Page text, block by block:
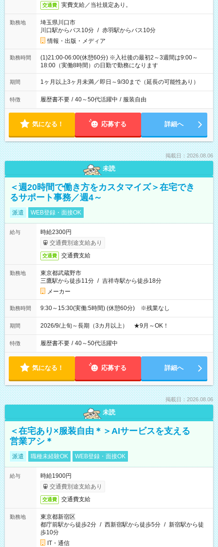
交通費 実費支給／当社規定あり。
勤務地
埼玉県川口市
川口駅からバス10分 / 赤羽駅からバス10分
情報・出版・メディア
勤務時間
(1)21:00-06:00(休憩60分) ※入社後の最初2～3週間は9:00～
18:00（実働8時間）の日勤で勤務になります
期間 1ヶ月以上3ヶ月未満／即日～9/30まで（延長の可能性あり）
特徴 履歴書不要 / 40～50代活躍中 / 服装自由
気になる！ 応募する 詳細へ
掲載日：2026.08.06
未読
＜週20時間で働き方をカスタマイズ＞在宅でき
るサポート事務／週4～
派遣 WEB登録・面接OK
給与
時給2300円
交通費別途支給あり
交通費 交通費支給
勤務地
東京都武蔵野市
三鷹駅から徒歩11分 / 吉祥寺駅から徒歩18分
メーカー
勤務時間 9:30～15:30(実働:5時間) (休憩60分) ※残業なし
期間 2026/9/上旬～長期（3カ月以上） ★9月～OK！
特徴 履歴書不要 / 40～50代活躍中
気になる！ 応募する 詳細へ
掲載日：2026.08.06
未読
＜在宅あり×服装自由＊＞AIサービスを支える
営業アシ＊
派遣 職種未経験OK WEB登録・面接OK
給与
時給1900円
交通費別途支給あり
交通費 交通費支給
勤務地
東京都新宿区
都庁前駅から徒歩2分 / 西新宿駅から徒歩5分 / 新宿駅から徒
歩10分
IT・通信